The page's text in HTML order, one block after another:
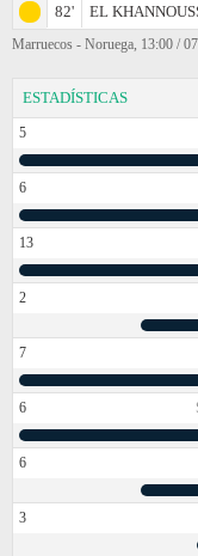
82'
EL
Marruecos - Noruega, 13:00 /
ESTADÍSTICAS
5
6
13
2
7
6
6
3